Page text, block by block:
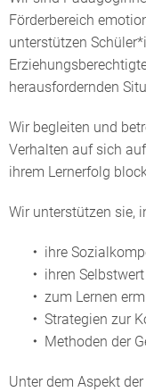
Förderbereich
unterstützen
herausfordernden
Wir begleiten und
Verhalten auf sich
ihrem Lernerfolg
Wir unterstützen sie,
ihre
ihren
zum Lernen
Strategien zur
Methoden der
Unter dem Aspekt